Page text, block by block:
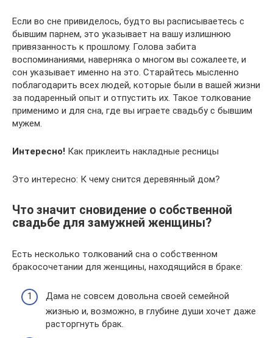
Если во сне привиделось, будто вы расписываетесь с
бывшим парнем, это указывает на вашу излишнюю
привязанность к прошлому. Голова забита
воспоминаниями, наверняка о многом вы сожалеете, и
сон указывает именно на это. Старайтесь мысленно
поблагодарить всех людей, которые были в вашей жизни
за подаренный опыт и отпустить их. Такое толкование
применимо и для сна, где вы играете свадьбу с бывшим
мужем.
Интересно! Как приклеить накладные ресницы
Это интересно: К чему снится деревянный дом?
Что значит сновидение о собственной
свадьбе для замужней женщины?
Есть несколько толкований сна о собственном
бракосочетании для женщины, находящийся в браке:
Дама не совсем довольна своей семейной
жизнью и, возможно, в глубине души хочет даже
расторгнуть брак.